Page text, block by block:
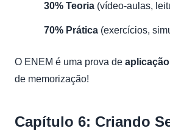
30% Teoria (vídeo-aulas,
70% Prática (exercícios,
O ENEM é uma prova de
de memorização!
Capítulo 6: Criando